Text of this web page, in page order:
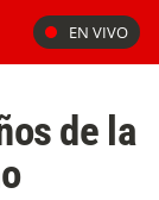
EN VIVO
de la